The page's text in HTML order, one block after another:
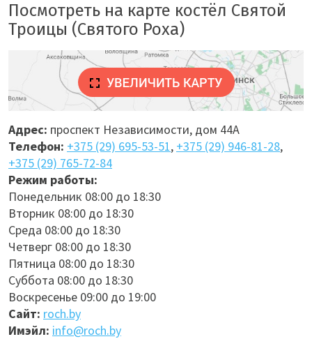
Посмотреть на карте костёл Святой
Троицы (Святого Роха)
Адрес: проспект Независимости, дом 44А
Телефон: +375 (29) 695-53-51, +375 (29) 946-81-28,
+375 (29) 765-72-84
Режим работы:
Понедельник 08:00 до 18:30
Вторник 08:00 до 18:30
Среда 08:00 до 18:30
Четверг 08:00 до 18:30
Пятница 08:00 до 18:30
Суббота 08:00 до 18:30
Воскресенье 09:00 до 19:00
Сайт: roch.by
Имэйл: info@roch.by